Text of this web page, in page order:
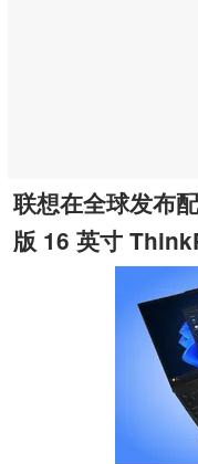
联想在全球发布
版 16 英寸